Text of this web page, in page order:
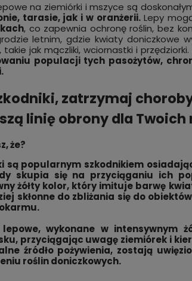
na ziemiórki i mszyce są
tarasie, jak i w oranżerii.Lepy
, co zapewnia ochronę roślin, bez
letnim, gdzie kwiaty doniczkowe
takie jak mączliki, wciornastki i
populacji tych pasożytów,
zatrzymaj
linię obrony dla Twoich
że?
są popularnym szkodnikiem
skupia się na przyciąganiu ich
żółty kolor, który imituje barwę
skłonne do zbliżania się do
lepowe, wykonane w intensywnym
przyciągając uwagę ziemiórek i
źródło pożywienia, zostają
roślin doniczkowych.